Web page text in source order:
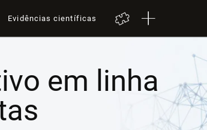
Evidências científicas
em linha